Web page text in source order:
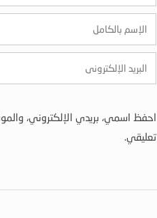
احفظ اسمي، بريدي الإلكتروني،
تعليقي.